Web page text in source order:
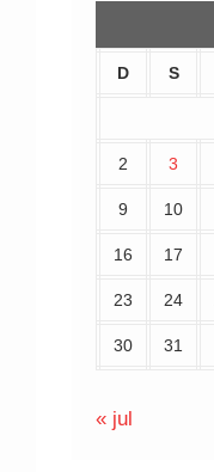
D S
2 3
9 10
16 17
23 24
30 31
« jul